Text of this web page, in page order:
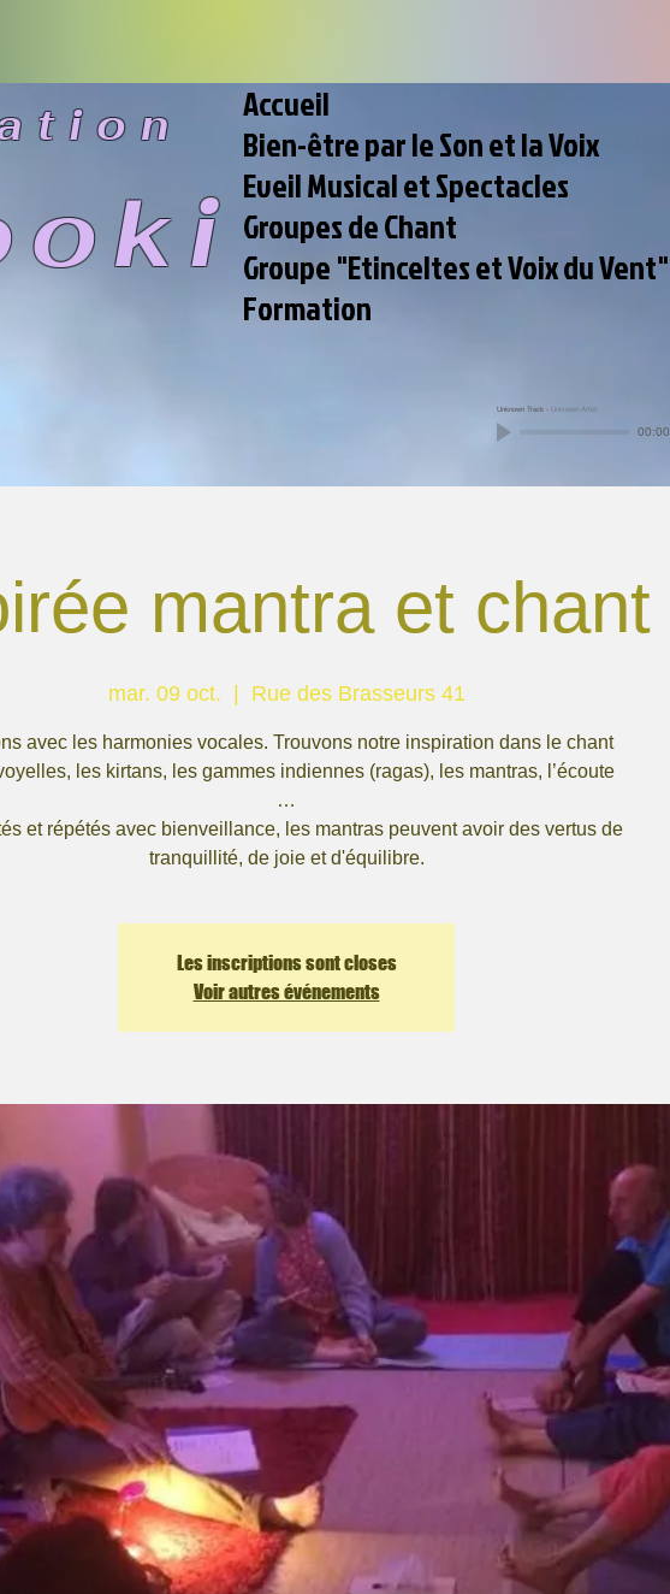
Accueil
Bien-être par le Son et la Voix
Eveil Musical et Spectacles
Groupes de Chant
Groupe "Etinceltes et Voix du Vent"
Formation
Unknown Track - Unknown Artist
00:00
mantra et chant
mar. 09 oct. Rue des Brasseurs 41
avec les harmonies vocales. Trouvons notre inspiration dans le chant
les kirtans, les gammes indiennes (ragas), les mantras, l’écoute
…
et répétés avec bienveillance, les mantras peuvent avoir des vertus de
tranquillité, de joie et d'équilibre.
Les inscriptions sont closes
Voir autres événements